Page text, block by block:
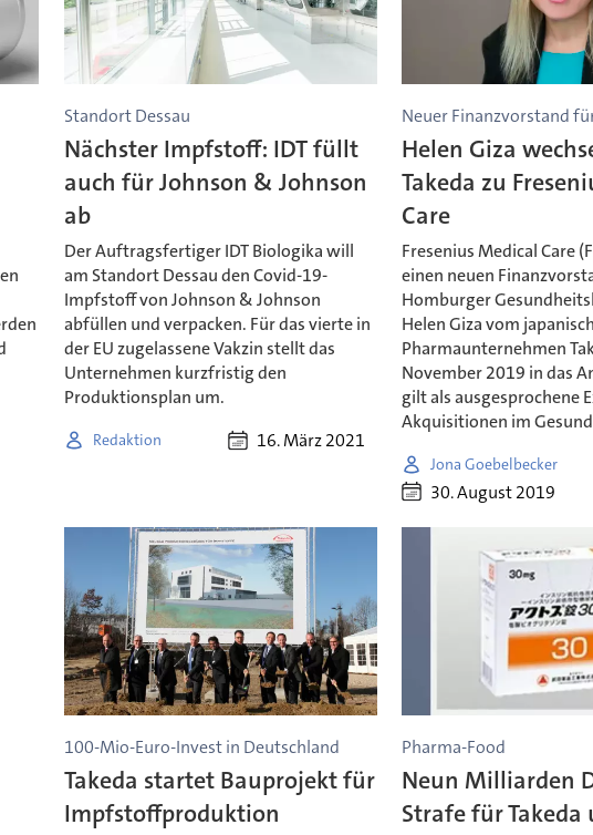
Standort Dessau
Nächster Impfstoff: IDT füllt
auch für Johnson & Johnson
ab
Der Auftragsfertiger IDT Biologika will
am Standort Dessau den Covid-19-
Impfstoff von Johnson & Johnson
abfüllen und verpacken. Für das vierte in
der EU zugelassene Vakzin stellt das
Unternehmen kurzfristig den
Produktionsplan um.
Redaktion 16. März 2021
Neuer Finanzvorstand
Helen Giza
Takeda zu
Care
Fresenius Medical Care
einen neuen
Homburger
Helen Giza vom
Pharmaunternehmen
November 2019 in das
gilt als ausgesprochene
Akquisitionen im
Jona Goebelbecker
30. August 2019
100-Mio-Euro-Invest in Deutschland
Takeda startet Bauprojekt für
Impfstoffproduktion
Pharma-Food
Neun Milliarden
Strafe für Takeda